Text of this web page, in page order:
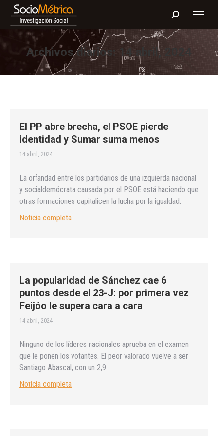
Buscar:
Archivos diarios: 14 abril, 2024
El PP abre brecha, el PSOE pierde
identidad y Sumar suma menos
14 abril, 2024
La orfandad entre los partidarios de una izquierda nacional
y socialdemócrata causada por el PSOE está haciendo que
otras formaciones capitalicen la lucha por la igualdad.
Noticia completa
La popularidad de Sánchez cae 6
puntos desde el 23-J: por primera vez
Feijóo le supera cara a cara
14 abril, 2024
Ninguno de los líderes nacionales aprueba en el examen
que le ponen los votantes. El peor valorado vuelve a ser
Santiago Abascal, con un 2,9.
Noticia completa